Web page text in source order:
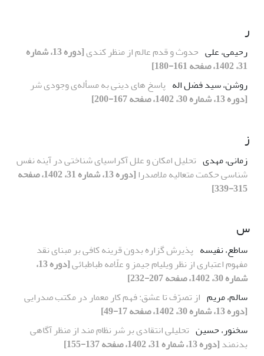
ر
رحیمی، علی حدوث و قدم عالم از منظر کندی
[دوره 13، شماره
31، 1402، صفحه 161-180]
روشن، سید فضل اله پاسخ های دینی به مسأله‌ی وجودی شر
[دوره 13، شماره 30، 1402، صفحه 167-200]
ز
زمانی، مهدی تحلیل امکان و علل آکراسیای شناختی در آینه نفس
شناسی حکمت متعالیه ملاصدرا
[دوره 13، شماره 31، 1402، صفحه
315-339]
س
ساطع، نفیسه پذیرش گزاره بدون قرینه کافی بر مبنای نقد
مفهوم اعتباری از نظر ویلیام جیمز و علّامه طباطبائی
[دوره 13،
شماره 30، 1402، صفحه 207-232]
سالم، مریم از تصرّف تا عشق: فهم کار معمار در مکتب صدرایی
[دوره 13، شماره 30، 1402، صفحه 17-49]
سخنور، حسین تحلیلی انتقادی بر شر نظام مند از منظر آگاهی
بدنمند[دوره 13، شماره 31، 1402، صفحه 137-155]